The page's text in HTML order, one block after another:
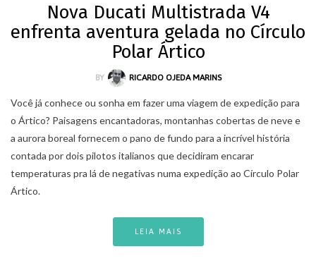
Nova Ducati Multistrada V4
enfrenta aventura gelada no Círculo
Polar Ártico
BY RICARDO OJEDA MARINS
Você já conhece ou sonha em fazer uma viagem de expedição para
o Ártico? Paisagens encantadoras, montanhas cobertas de neve e
a aurora boreal fornecem o pano de fundo para a incrível história
contada por dois pilotos italianos que decidiram encarar
temperaturas pra lá de negativas numa expedição ao Círculo Polar
Ártico.
LEIA MAIS